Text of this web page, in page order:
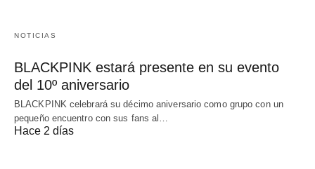
NOTICIAS
BLACKPINK estará presente en su evento
del 10º aniversario
BLACKPINK celebrará su décimo aniversario como grupo con un
pequeño encuentro con sus fans al…
Hace 2 días